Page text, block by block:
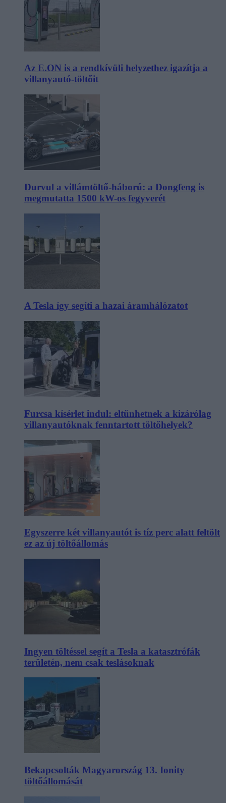
Az E.ON is a rendkívüli helyzethez igazítja a
villanyautó-töltőit
Durvul a villámtöltő-háború: a Dongfeng is
megmutatta 1500 kW-os fegyverét
A Tesla így segíti a hazai áramhálózatot
Furcsa kísérlet indul: eltűnhetnek a kizárólag
villanyautóknak fenntartott töltőhelyek?
Egyszerre két villanyautót is tíz perc alatt feltölt
ez az új töltőállomás
Ingyen töltéssel segít a Tesla a katasztrófák
területén, nem csak teslásoknak
Bekapcsolták Magyarország 13. Ionity
töltőállomását